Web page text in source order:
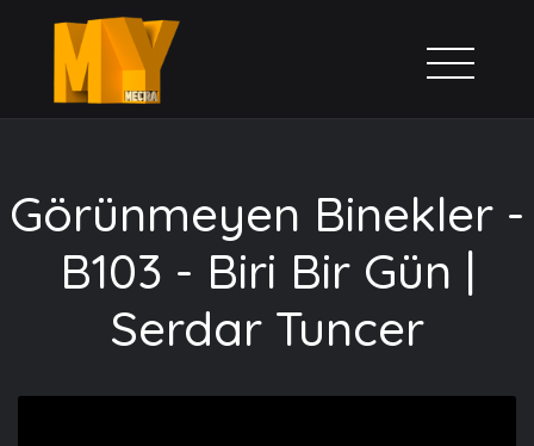
Görünmeyen Binekler -
B103 - Biri Bir Gün |
Serdar Tuncer